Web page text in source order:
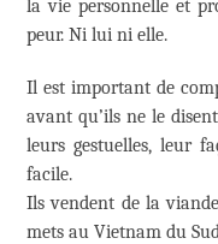
la vie personnelle et
peur. Ni lui ni elle.
Il est important de
avant qu’ils ne le
leurs gestuelles, leur
facile.
Ils vendent de la
mets au Vietnam du